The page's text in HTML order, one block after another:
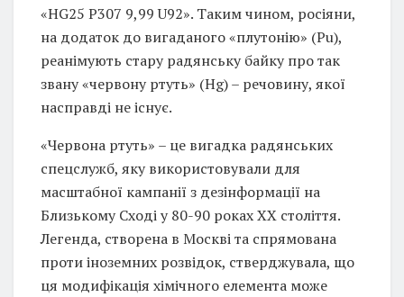
«HG25 P307 9,99 U92». Таким чином, росіяни,
на додаток до вигаданого «плутонію» (Pu),
реанімують стару радянську байку про так
звану «червону ртуть» (Hg) – речовину, якої
насправді не існує.
«Червона ртуть» – це вигадка радянських
спецслужб, яку використовували для
масштабної кампанії з дезінформації на
Близькому Сході у 80-90 роках ХХ століття.
Легенда, створена в Москві та спрямована
проти іноземних розвідок, стверджувала, що
ця модифікація хімічного елемента може